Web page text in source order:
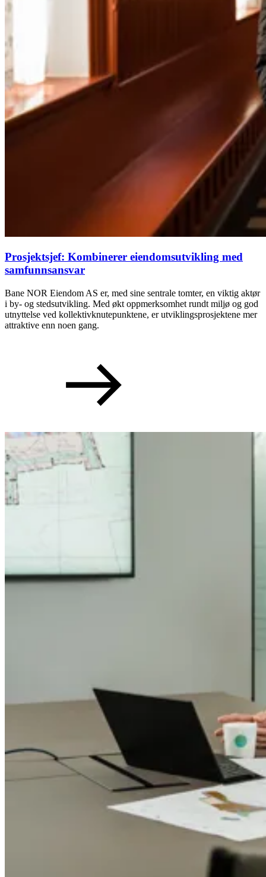
Prosjektsjef: Kombinerer eiendomsutvikling med
samfunnsansvar
Bane NOR Eiendom AS er, med sine sentrale tomter, en viktig aktør
i by- og stedsutvikling. Med økt oppmerksomhet rundt miljø og god
utnyttelse ved kollektivknutepunktene, er utviklingsprosjektene mer
attraktive enn noen gang.